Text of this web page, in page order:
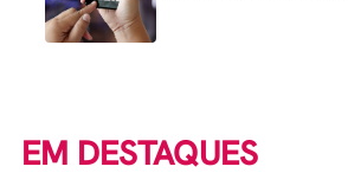
EM DESTAQUES